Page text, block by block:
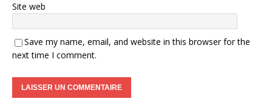
Site web
Save my name, email, and website in this browser for the
next time I comment.